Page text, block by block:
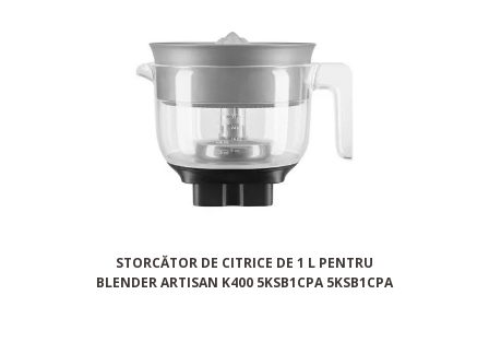
STORCĂTOR DE CITRICE DE 1 L PENTRU
BLENDER ARTISAN K400 5KSB1CPA 5KSB1CPA